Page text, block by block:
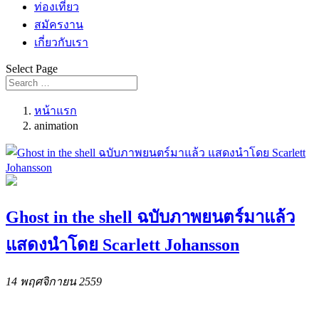
ท่องเที่ยว
สมัครงาน
เกี่ยวกับเรา
Select Page
หน้าแรก
animation
Ghost in the shell ฉบับภาพยนตร์มาแล้ว
แสดงนำโดย Scarlett Johansson
14 พฤศจิกายน 2559